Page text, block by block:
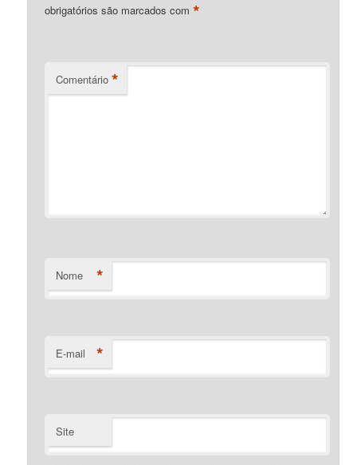
obrigatórios são marcados com*
Comentário *
Nome *
E-mail *
Site